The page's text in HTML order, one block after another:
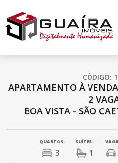
CÓDIGO:
APARTAMENTO À VENDA
2
BOA VISTA - SÃO
QUARTOS:
3
SUÍTES:
1